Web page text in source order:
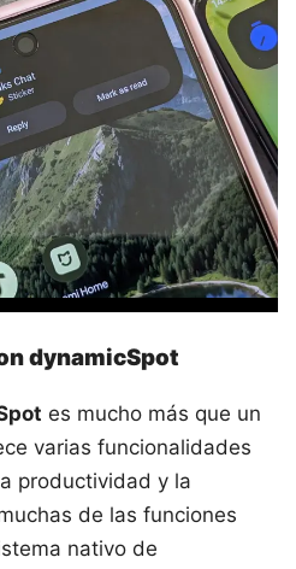
dynamicSpot
es mucho más que un
varias funcionalidades
productividad y la
de las funciones
nativo de